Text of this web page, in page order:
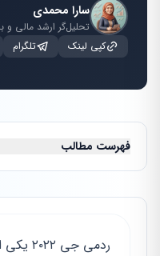
سارا محمدی
تحلیل‌گر ارشد مالی و
کپی لینک
تلگرام
فهرست مطالب
ردمی